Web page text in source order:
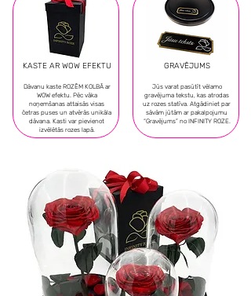
KASTE AR WOW EFEKTU
Dāvanu kaste ROZĒM KOLBĀ ar
WOW efektu. Pēc vāka
noņemšanas attaisās visas
četras puses un atvērās unikāla
dāvana. Kasti var pievienot
izvēlētās rozes lapā.
GRAVĒJUMS
Jūs varat pasūtīt vēlamo
gravējuma tekstu, kas atrodas
uz rozes statīva. Atgādiniet par
sāvām jūtām ar pakalpojumu
“Gravējums” no INFINITY ROZE.